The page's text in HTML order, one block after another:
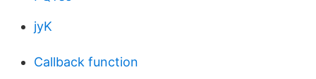
jyK
Callback function